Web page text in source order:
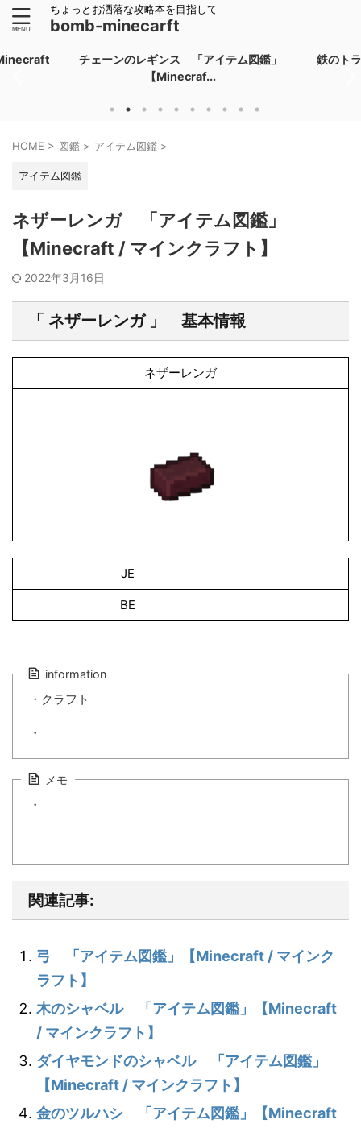
ちょっとお洒落な攻略本を目指して
bomb-minecarft
チェーンのレギンス 「アイテム図鑑」
【Minecraf...
鉄のト
HOME > 図鑑 > アイテム図鑑 >
アイテム図鑑
ネザーレンガ 「アイテム図鑑」
【Minecraft / マインクラフト】
2022年3月16日
「 ネザーレンガ 」 基本情報
ネザーレンガ
JE
BE
information
・クラフト
・
メモ
・
関連記事:
弓 「アイテム図鑑」【Minecraft / マインク
ラフト】
木のシャベル 「アイテム図鑑」【Minecraft
/ マインクラフト】
ダイヤモンドのシャベル 「アイテム図鑑」
【Minecraft / マインクラフト】
金のツルハシ 「アイテム図鑑」【Minecraft